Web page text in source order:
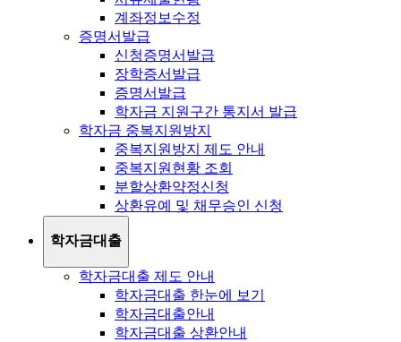
계좌정보수정
증명서발급
신청증명서발급
장학증서발급
증명서발급
학자금 지원구간 통지서 발급
학자금 중복지원방지
중복지원방지 제도 안내
중복지원현황 조회
분할상환약정신청
상환유예 및 채무승인 신청
학자금대출
학자금대출 제도 안내
학자금대출 한눈에 보기
학자금대출안내
학자금대출 상환안내